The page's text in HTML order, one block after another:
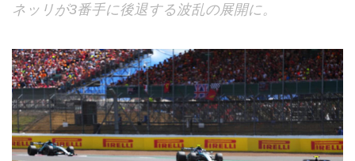
ネッリが3番手に後退する波乱の展開に。